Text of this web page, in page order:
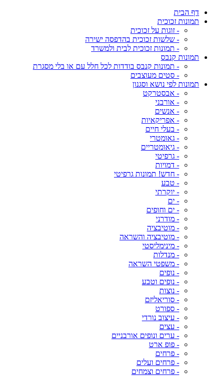
דף הבית
תמונות זכוכית
- זוגות על זכוכית
- שלשות זכוכית בהדפסה ישירה
- תמונות זכוכית לבית ולמשרד
תמונות קנבס
- תמונות קנבס בודדות לכל חלל עם או בלי מסגרת
- סטים מעוצבים
תמונות לפי נושא וסגנון
- אבסטרקט
- אורבני
- אנשים
- אפריקאיות
- בעלי חיים
- גאומטרי
- גיאומטריים
- גרפיטי
- דמויות
- חדש! תמונות גרפיטי
- טבע
- יוקרתי
- ים
- ים וחופים
- מודרני
- מוטיבציה
- מוטיבציה והשראה
- מינימליסטי
- מנדלות
- משפטי השראה
- נופים
- נופים וטבע
- נוצות
- סוריאליזם
- ספורט
- עיצוב נורדי
- עצים
- ערים ונופים אורבניים
- פופ ארט
- פרחים
- פרחים ועלים
- פרחים וצמחים